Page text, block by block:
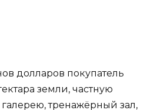
долларов покупатель
земли, частную
тренажёрный зал,